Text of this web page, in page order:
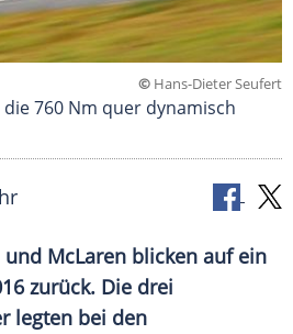
© Hans-Dieter Seufert
die 760 Nm quer dynamisch
McLaren blicken auf ein
zurück. Die drei
legten bei den